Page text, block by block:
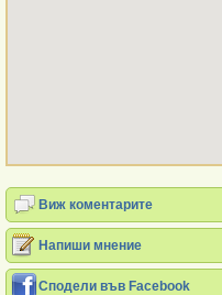
Виж коментарите
Напиши мнение
Сподели във Facebook